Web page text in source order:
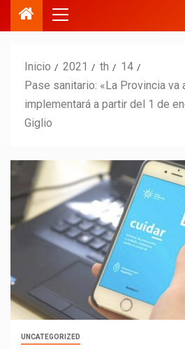
Inicio 2021 th
14
Pase sanitario: «La Provincia va
implementará a partir del 1 de
Giglio
UNCATEGORIZED